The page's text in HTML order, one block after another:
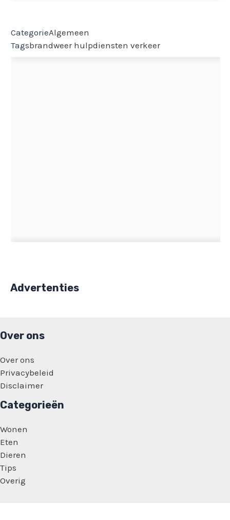
CategorieAlgemeen
Tagsbrandweer hulpdiensten verkeer
Advertenties
Over ons
Over ons
Privacybeleid
Disclaimer
Categorieën
Wonen
Eten
Dieren
Tips
Overig